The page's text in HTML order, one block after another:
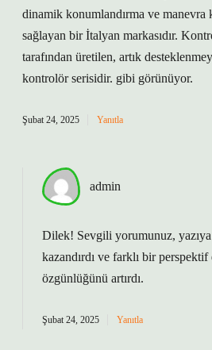
dinamik konumlandırma ve manevra
sağlayan bir İtalyan markasıdır.
tarafından üretilen, artık
kontrolör serisidir. gibi görünüyor.
Şubat 24, 2025 Yanıtla
admin
Dilek! Sevgili yorumunuz,
kazandırdı ve farklı bir
özgünlüğünü artırdı.
Şubat 24, 2025 Yanıtla